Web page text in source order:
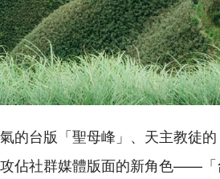
的台版「聖母峰」、天主教徒
佔社群媒體版面的新角色——